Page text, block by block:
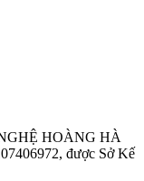
HOÀNG HÀ
được Sở Kế